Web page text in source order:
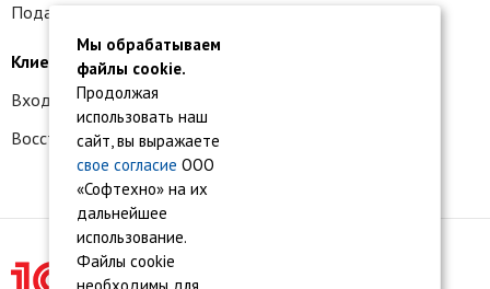
Подать заявку на франшизу
Клиентам
Вход в личный кабинет
Восстановление доступа к сервису 1С:БО
Мы обрабатываем
файлы cookie.
Продолжая
использовать наш
сайт, вы выражаете
свое согласие ООО
«Софтехно» на их
дальнейшее
использование.
Файлы cookie